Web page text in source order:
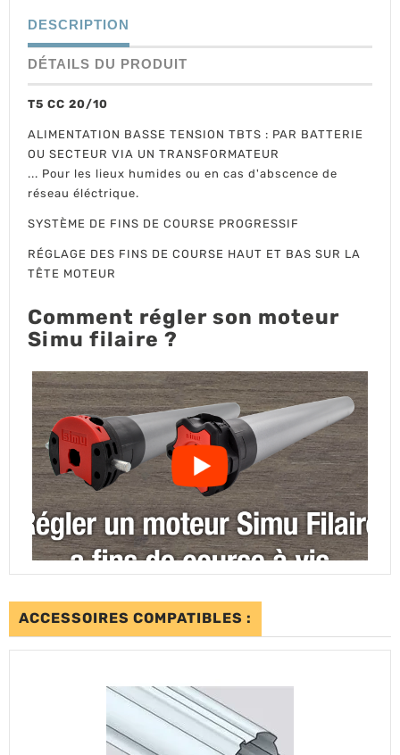
DESCRIPTION
DÉTAILS DU PRODUIT
T5 CC 20/10
ALIMENTATION BASSE TENSION TBTS : PAR BATTERIE
OU SECTEUR VIA UN TRANSFORMATEUR
... Pour les lieux humides ou en cas d'abscence de
réseau éléctrique.
SYSTÈME DE FINS DE COURSE PROGRESSIF
RÉGLAGE DES FINS DE COURSE HAUT ET BAS SUR LA
TÊTE MOTEUR
Comment régler son moteur
Simu filaire ?
ACCESSOIRES COMPATIBLES :